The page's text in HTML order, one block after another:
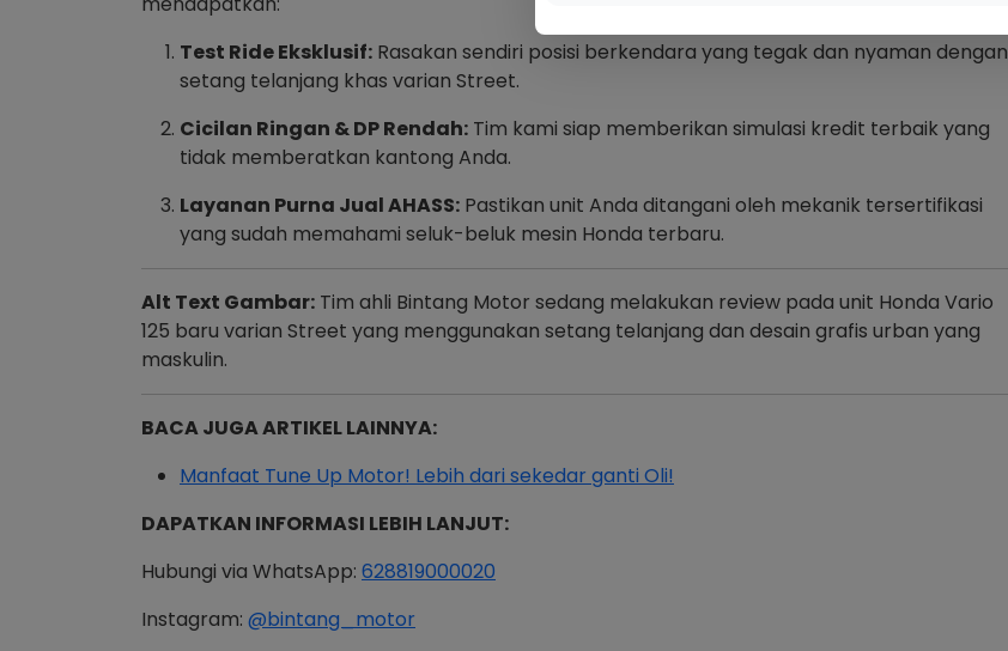
Test Ride Eksklusif: Rasakan sendiri posisi berkendara yang tegak dan nyaman dengan
setang telanjang khas varian Street.
Cicilan Ringan & DP Rendah: Tim kami siap memberikan simulasi kredit terbaik yang
tidak memberatkan kantong Anda.
Layanan Purna Jual AHASS: Pastikan unit Anda ditangani oleh mekanik tersertifikasi
yang sudah memahami seluk-beluk mesin Honda terbaru.
Alt Text Gambar: Tim ahli Bintang Motor sedang melakukan review pada unit Honda Vario
125 baru varian Street yang menggunakan setang telanjang dan desain grafis urban yang
maskulin.
BACA JUGA ARTIKEL LAINNYA:
Manfaat Tune Up Motor! Lebih dari sekedar ganti Oli!
DAPATKAN INFORMASI LEBIH LANJUT:
Hubungi via WhatsApp: 628819000020
Instagram: @bintang_motor